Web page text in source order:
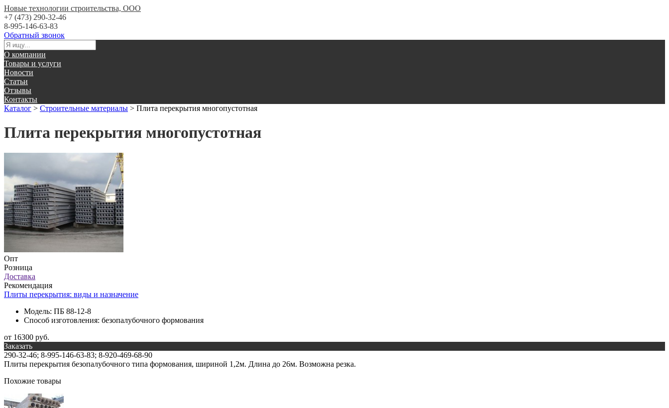
Новые технологии строительства, ООО
+7 (473) 290-32-46
8-995-146-63-83
Обратный звонок
О компании
Товары и услуги
Новости
Статьи
Отзывы
Контакты
Каталог > Строительные материалы > Плита перекрытия многопустотная
Плита перекрытия многопустотная
Опт
Розница
Доставка
Рекомендация
Плиты перекрытия: виды и назначение
Модель: ПБ 88-12-8
Способ изготовления: безопалубочного формования
от 16300 руб.
Заказать
290-32-46; 8-995-146-63-83; 8-920-469-68-90
Плиты перекрытия безопалубочного типа формования, шириной 1,2м. Длина до 26м. Возможна резка.
Похожие товары